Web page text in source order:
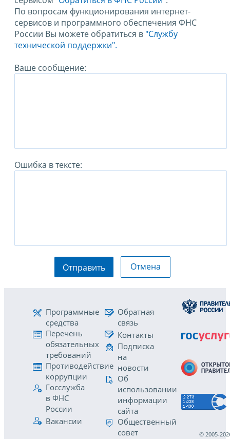
По вопросам функционирования интернет-
сервисов и программного обеспечения ФНС
России Вы можете обратиться в "Службу
технической поддержки".
Ваше сообщение:
Ошибка в тексте:
Отправить Отмена
Программные
средства
Перечень
обязательных
требований
Противодействие
коррупции
Госслужба
в ФНС
России
Вакансии
Обратная
связь
Контакты
Подписка
на
новости
Об
использовании
информации
сайта
Общественный
совет
© 2005-